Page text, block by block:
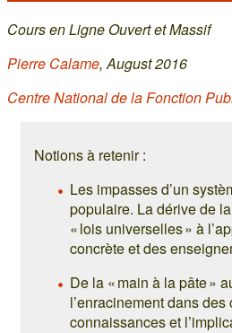
Cours en Ligne Ouvert et Massif
Pierre Calame, August 2016
Centre National de la Fonction
Notions à retenir :
Les impasses d’un
populaire. La dérive de
« lois universelles » à
concrète et des
De la « main à la pâte »
l’enracinement dans
connaissances et